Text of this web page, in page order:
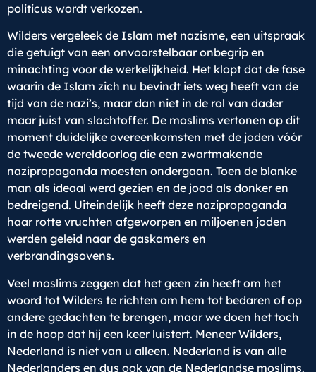
politicus wordt verkozen.
Wilders vergeleek de Islam met nazisme, een uitspraak
die getuigt van een onvoorstelbaar onbegrip en
minachting voor de werkelijkheid. Het klopt dat de fase
waarin de Islam zich nu bevindt iets weg heeft van de
tijd van de nazi’s, maar dan niet in de rol van dader
maar juist van slachtoffer. De moslims vertonen op dit
moment duidelijke overeenkomsten met de joden vóór
de tweede wereldoorlog die een zwartmakende
nazipropaganda moesten ondergaan. Toen de blanke
man als ideaal werd gezien en de jood als donker en
bedreigend. Uiteindelijk heeft deze nazipropaganda
haar rotte vruchten afgeworpen en miljoenen joden
werden geleid naar de gaskamers en
verbrandingsovens.
Veel moslims zeggen dat het geen zin heeft om het
woord tot Wilders te richten om hem tot bedaren of op
andere gedachten te brengen, maar we doen het toch
in de hoop dat hij een keer luistert. Meneer Wilders,
Nederland is niet van u alleen. Nederland is van alle
Nederlanders en dus ook van de Nederlandse moslims.